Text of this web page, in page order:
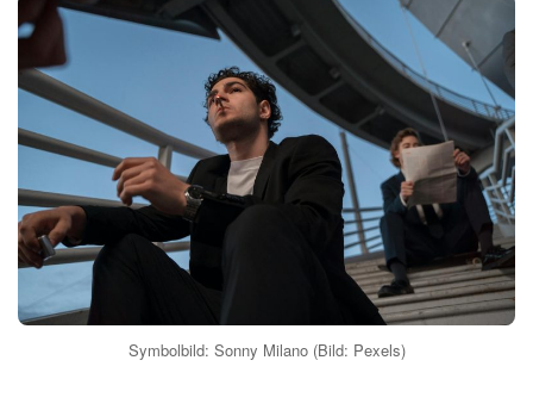
Symbolbild: Sonny Milano (Bild: Pexels)